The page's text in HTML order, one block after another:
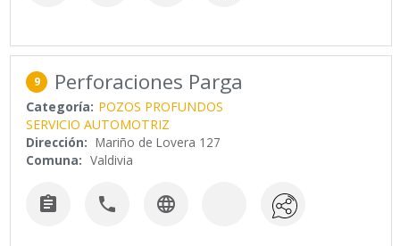
9 Perforaciones Parga
Categoría: POZOS PROFUNDOS
SERVICIO AUTOMOTRIZ
Dirección: Mariño de Lovera 127
Comuna: Valdivia
  